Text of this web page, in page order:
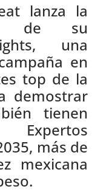
lanza la
de su
una
en
top de la
demostrar
tienen
Expertos
más de
mexicana